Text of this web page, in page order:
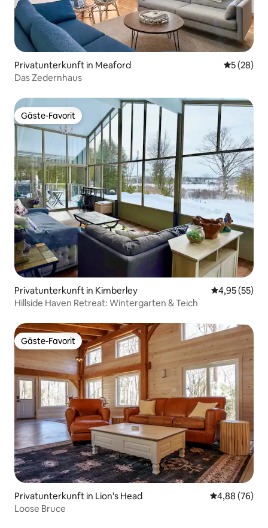
Privatunterkunft in Meaford
5 (28)
Das Zedernhaus
Gäste-Favorit
Gäste-Favorit
Privatunterkunft in Kimberley
4,95 (55)
Hillside Haven Retreat: Wintergarten & Teich
Gäste-Favorit
Gäste-Favorit
Privatunterkunft in Lion's Head
4,88 (76)
Loose Bruce